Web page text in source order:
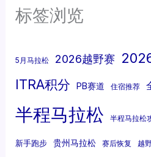
标签浏览
5月马拉松 2026越野赛
ITRA积分 PB赛道 住宿推荐
半程马拉松 半程马拉松
新手跑步 贵州马拉松 赛后恢复 越